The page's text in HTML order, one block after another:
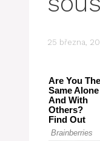
25 března,